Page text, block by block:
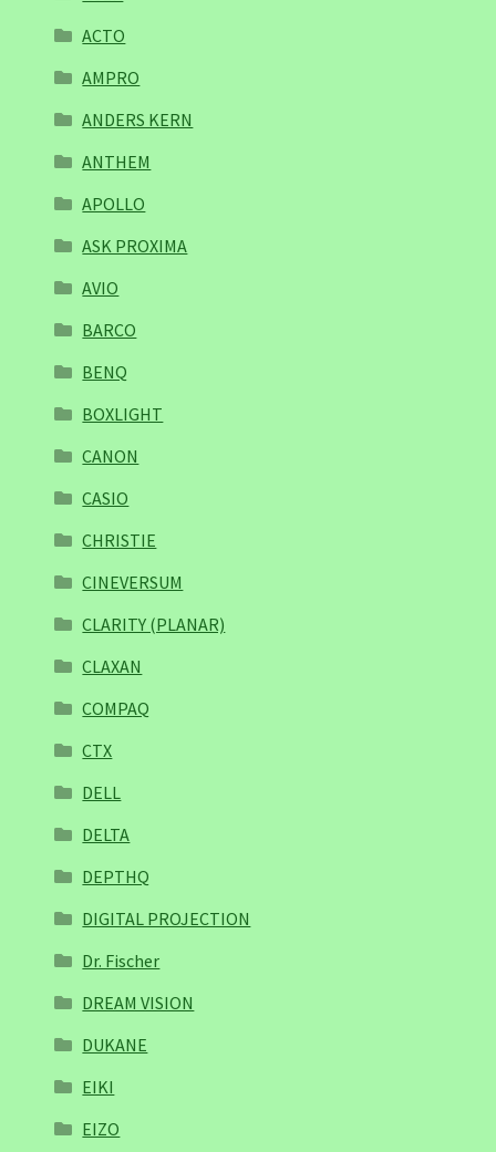
ACTO
AMPRO
ANDERS KERN
ANTHEM
APOLLO
ASK PROXIMA
AVIO
BARCO
BENQ
BOXLIGHT
CANON
CASIO
CHRISTIE
CINEVERSUM
CLARITY (PLANAR)
CLAXAN
COMPAQ
CTX
DELL
DELTA
DEPTHQ
DIGITAL PROJECTION
Dr. Fischer
DREAM VISION
DUKANE
EIKI
EIZO